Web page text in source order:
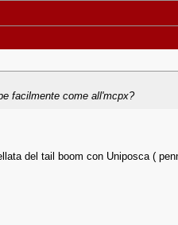
facilmente come all'mcpx?
del tail boom con Uniposca (